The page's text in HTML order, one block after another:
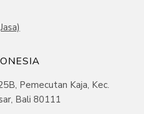
Pemecutan Kaja, Kec.
Bali 80111